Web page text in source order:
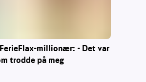
millionær: - Det var
trodde på meg